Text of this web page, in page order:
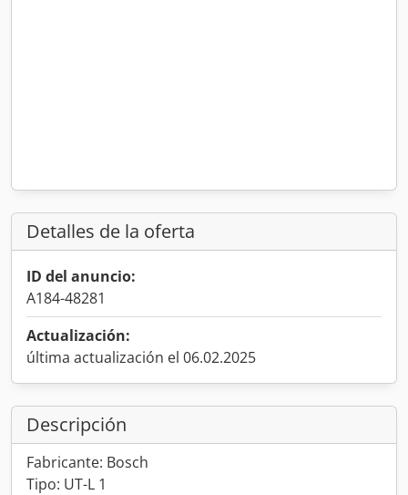
Detalles de la oferta
ID del anuncio:
A184-48281
Actualización:
última actualización el 06.02.2025
Descripción
Fabricante: Bosch
Tipo: UT-L 1